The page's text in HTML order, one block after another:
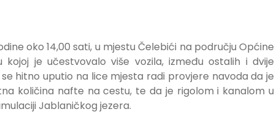
oko 14,00 sati, u mjestu Čelebići na području Općine
je učestvovalo više vozila, između ostalih i dvije
hitno uputio na lice mjesta radi provjere navoda da je
količina nafte na cestu, te da je rigolom i kanalom u
Jablaničkog jezera.